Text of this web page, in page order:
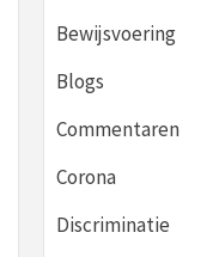
Bewijsvoering
Blogs
Commentaren
Corona
Discriminatie